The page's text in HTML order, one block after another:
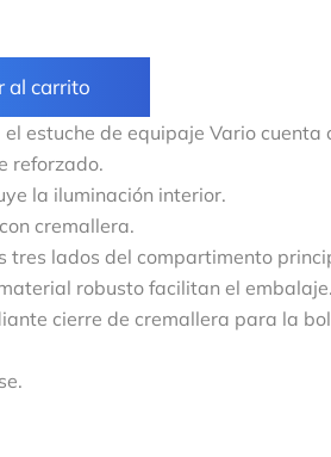
al carrito
estuche de equipaje Vario cuenta
reforzado.
la iluminación interior.
cremallera.
tres lados del compartimento
robusto facilitan el embalaje.
cierre de cremallera para la